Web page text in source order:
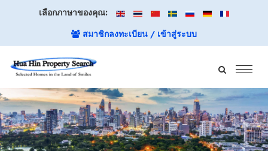
เลือกภาษาของคุณ:
สมาชิกลงทะเบียน / เข้าสู่ระบบ